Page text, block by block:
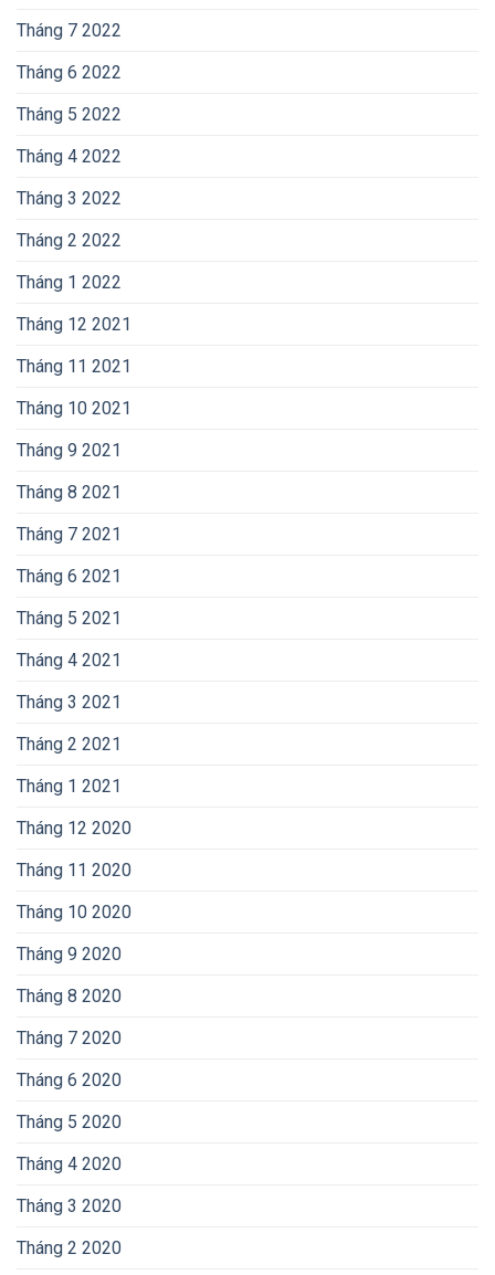
Tháng 7 2022
Tháng 6 2022
Tháng 5 2022
Tháng 4 2022
Tháng 3 2022
Tháng 2 2022
Tháng 1 2022
Tháng 12 2021
Tháng 11 2021
Tháng 10 2021
Tháng 9 2021
Tháng 8 2021
Tháng 7 2021
Tháng 6 2021
Tháng 5 2021
Tháng 4 2021
Tháng 3 2021
Tháng 2 2021
Tháng 1 2021
Tháng 12 2020
Tháng 11 2020
Tháng 10 2020
Tháng 9 2020
Tháng 8 2020
Tháng 7 2020
Tháng 6 2020
Tháng 5 2020
Tháng 4 2020
Tháng 3 2020
Tháng 2 2020